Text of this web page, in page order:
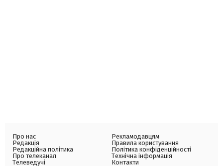
Про нас
Редакція
Редакційна політика
Про телеканал
Телеведучі
Рекламодавцям
Правила користування
Політика конфіденційності
Технічна інформація
Контакти